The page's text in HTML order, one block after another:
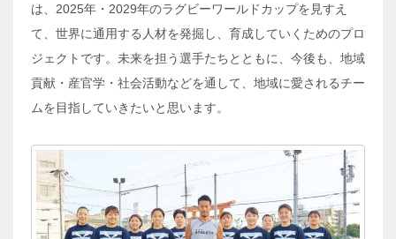
は、2025年・2029年のラグビーワールドカップを見すえ
て、世界に通用する人材を発掘し、育成していくためのプロ
ジェクトです。未来を担う選手たちとともに、今後も、地域
貢献・産官学・社会活動などを通して、地域に愛されるチー
ムを目指していきたいと思います。